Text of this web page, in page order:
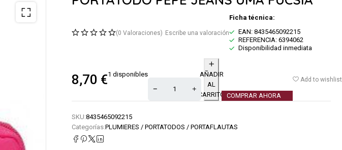
(0 Valoraciones) Escribe una valoración
Ficha técnica:
EAN: 8435465092215
REFERENCIA: 6394062
Disponibilidad inmediata
8,70 €1 disponibles
AÑADIR
AL
CARRITO
COMPRAR AHORA
Add to wishlist
SKU:8435465092215
Categorías:PLUMIERES / PORTATODOS / PORTAFLAUTAS